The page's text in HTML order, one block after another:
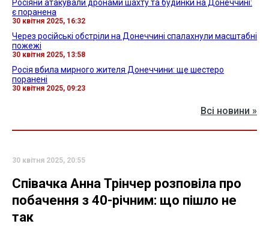
Росіяни атакували дронами шахту та будинки на Донеччині:
є поранена
30 квітня 2025, 16:32
Через російські обстріли на Донеччині спалахнули масштабні
пожежі
30 квітня 2025, 13:58
Росія вбила мирного жителя Донеччини: ще шестеро
поранені
30 квітня 2025, 09:23
Всі новини »
30 квітня 2025, 20:55
Співачка Анна Трінчер розповіла про
побачення з 40-річним: що пішло не
так